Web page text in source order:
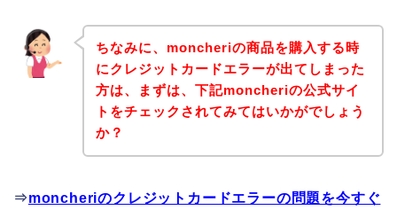
ちなみに、moncheriの商品を購入する時
にクレジットカードエラーが出てしまった
方は、まずは、下記moncheriの公式サイ
トをチェックされてみてはいかがでしょう
か？
⇒moncheriのクレジットカードエラーの問題を今すぐ